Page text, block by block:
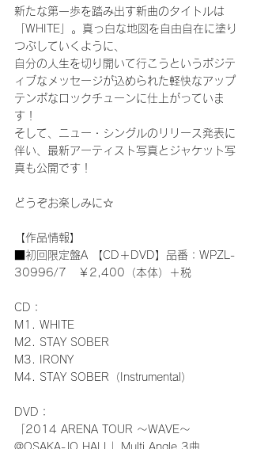
新たな第一歩を踏み出す新曲のタイトルは
「WHITE」。真っ白な地図を自由自在に塗り
つぶしていくように、
自分の人生を切り開いて行こうというポジテ
ィブなメッセージが込められた軽快なアップ
テンポなロックチューンに仕上がっていま
す！
そして、ニュー・シングルのリリース発表に
伴い、最新アーティスト写真とジャケット写
真も公開です！
どうぞお楽しみに☆
【作品情報】
■初回限定盤A 【CD＋DVD】品番：WPZL-
30996/7   ￥2,400（本体）＋税
CD：
M1. WHITE
M2. STAY SOBER
M3. IRONY
M4. STAY SOBER（Instrumental）
DVD：
「2014 ARENA TOUR ～WAVE～
@OSAKA-JO HALL」Multi Angle 3曲